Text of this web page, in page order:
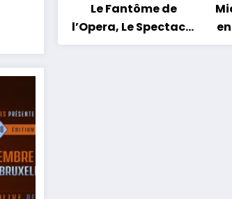
Le Fantôme de
l’Opera, Le Spectacle
Musical